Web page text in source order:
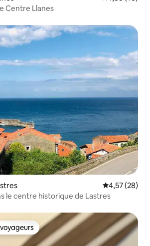
Centre Llanes
Évaluation
4,57 (28)
le centre historique de Lastres
les plus appréciés